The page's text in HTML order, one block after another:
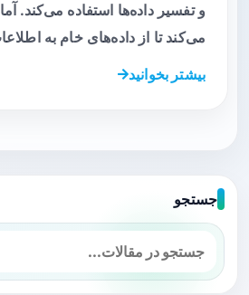
و تفسیر داده‌ها استفاده می‌کند.
می‌کند تا از داده‌های خام به
بیشتر بخوانید
جستجو